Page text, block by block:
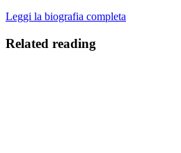
Leggi la biografia completa
Related reading